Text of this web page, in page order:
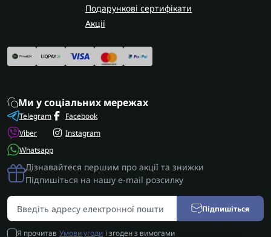
Подарункові сертифікати
Акції
Ми у соціальних мережах
Telegram
Viber
Whatsapp
Facebook
Instagram
Дізнавайтеся першим про акції та знижки
Підпишіться на нашу e-mail розсилку
Підпишіться
Я прочитав Умови угоди і згоден з вимогами